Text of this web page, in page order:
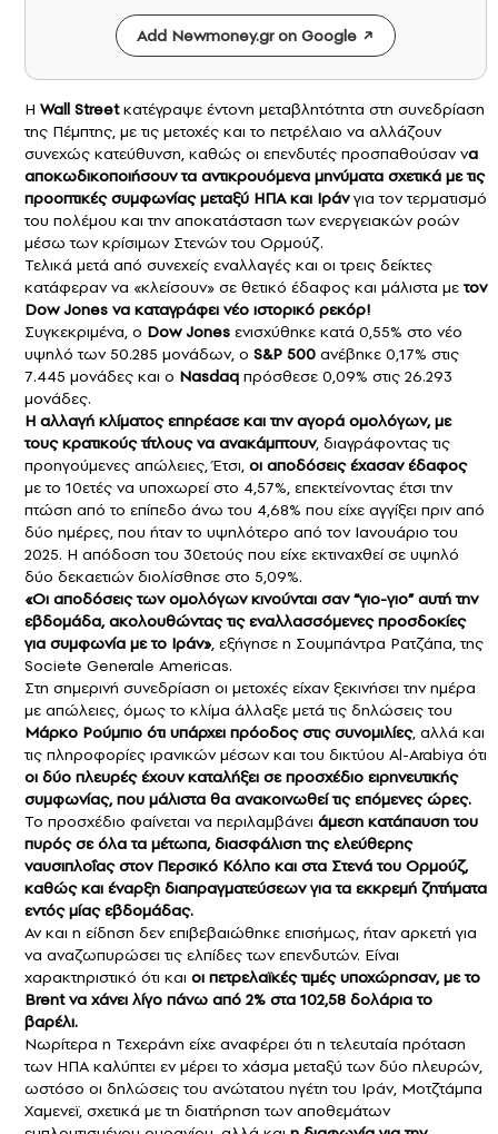
Add Newmoney.gr on Google
Η Wall Streetκατέγραψε έντονη μεταβλητότητα στη συνεδρίαση
της Πέμπτης, με τις μετοχές και το πετρέλαιο να αλλάζουν
συνεχώς κατεύθυνση, καθώς οι επενδυτές προσπαθούσαν να
αποκωδικοποιήσουν τα αντικρουόμενα μηνύματα σχετικά με τις
προοπτικές συμφωνίας μεταξύ ΗΠΑ και Ιράνγια τον τερματισμό
του πολέμου και την αποκατάσταση των ενεργειακών ροών
μέσω των κρίσιμων Στενών του Ορμούζ.
Τελικά μετά από συνεχείς εναλλαγές και οι τρεις δείκτες
κατάφεραν να «κλείσουν» σε θετικό έδαφος και μάλιστα μετον
Dow Jones να καταγράφει νέο ιστορικό ρεκόρ!
Συγκεκριμένα, ο Dow Jones ενισχύθηκε κατά 0,55% στο νέο
υψηλό των 50.285 μονάδων, ο S&P 500 ανέβηκε 0,17% στις
7.445 μονάδες και ο Nasdaq πρόσθεσε 0,09% στις 26.293
μονάδες.
Η αλλαγή κλίματος επηρέασε και την αγορά ομολόγων, με
τους κρατικούς τίτλους να ανακάμπτουν, διαγράφοντας τις
προηγούμενες απώλειες, Έτσι, οι αποδόσεις έχασαν έδαφος
με το 10ετές να υποχωρεί στο 4,57%, επεκτείνοντας έτσι την
πτώση από το επίπεδο άνω του 4,68% που είχε αγγίξει πριν από
δύο ημέρες, που ήταν το υψηλότερο από τον Ιανουάριο του
2025. Η απόδοση του 30ετούς που είχε εκτιναχθεί σε υψηλό
δύο δεκαετιών διολίσθησε στο 5,09%.
«Οι αποδόσεις των ομολόγων κινούνται σαν “γιο-γιο” αυτή την
εβδομάδα, ακολουθώντας τις εναλλασσόμενες προσδοκίες
για συμφωνία με το Ιράν», εξήγησε η Σουμπάντρα Ρατζάπα, της
Societe Generale Americas.
Στη σημερινή συνεδρίαση οι μετοχές είχαν ξεκινήσει την ημέρα
με απώλειες, όμως το κλίμα άλλαξε μετά τις δηλώσεις του
Μάρκο Ρούμπιο ότι υπάρχει πρόοδος στις συνομιλίες, αλλά και
τις πληροφορίες ιρανικών μέσων και του δικτύου Al-Arabiya ότι
οι δύο πλευρές έχουν καταλήξει σε προσχέδιο ειρηνευτικής
συμφωνίας, που μάλιστα θα ανακοινωθεί τις επόμενες ώρες.
Το προσχέδιο φαίνεται να περιλαμβάνει άμεση κατάπαυση του
πυρός σε όλα τα μέτωπα, διασφάλιση της ελεύθερης
ναυσιπλοΐας στον Περσικό Κόλπο και στα Στενά του Ορμούζ,
καθώς και έναρξη διαπραγματεύσεων για τα εκκρεμή ζητήματα
εντός μίας εβδομάδας.
Αν και η είδηση δεν επιβεβαιώθηκε επισήμως, ήταν αρκετή για
να αναζωπυρώσει τις ελπίδες των επενδυτών. Είναι
χαρακτηριστικό ότι και οι πετρελαϊκές τιμές υποχώρησαν, με το
Brent να χάνει λίγο πάνω από 2% στα 102,58 δολάρια το
βαρέλι.
Νωρίτερα η Τεχεράνη είχε αναφέρει ότι η τελευταία πρόταση
των ΗΠΑ καλύπτει εν μέρει το χάσμα μεταξύ των δύο πλευρών,
ωστόσο οι δηλώσεις του ανώτατου ηγέτη του Ιράν, Μοτζτάμπα
Χαμενεϊ, σχετικά με τη διατήρηση των αποθεμάτων